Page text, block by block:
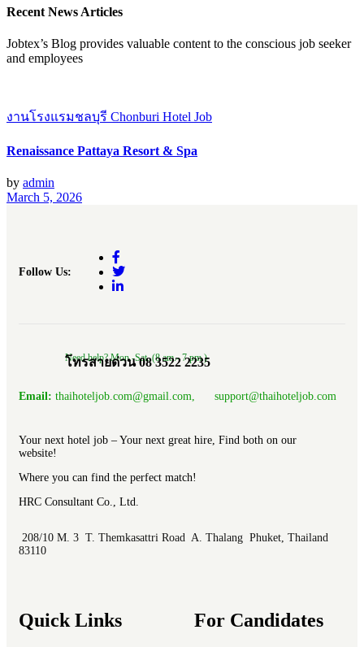
Recent News Articles
Jobtex’s Blog provides valuable content to the conscious job seeker
and employees
งานโรงแรมชลบุรี Chonburi Hotel Job
Renaissance Pattaya Resort & Spa
by admin
March 5, 2026
Follow Us:
Need help? Mon.-Sat. (8 am.- 7 pm.)
โทรสายด่วน 08 3522 2235
Email: thaihoteljob.com@gmail.com, support@thaihoteljob.com
Your next hotel job – Your next great hire, Find both on our
website!
Where you can find the perfect match!
HRC Consultant Co., Ltd.
208/10 M. 3 T. Themkasattri Road A. Thalang Phuket, Thailand
83110
Quick Links For Candidates